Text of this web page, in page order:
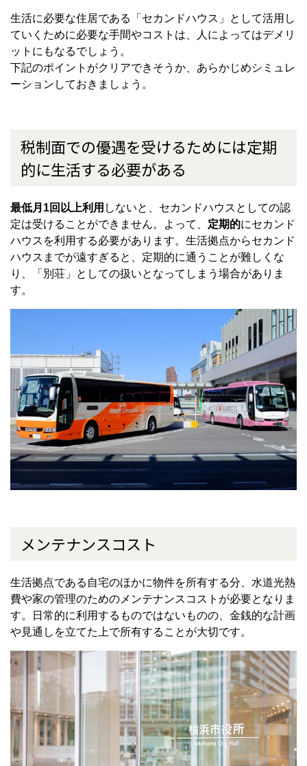
生活に必要な住居である「セカンドハウス」として活用し
ていくために必要な手間やコストは、人によってはデメリ
ットにもなるでしょう。
下記のポイントがクリアできそうか、あらかじめシミュレ
ーションしておきましょう。
税制面での優遇を受けるためには定期
的に生活する必要がある
最低月1回以上利用 しないと、セカンドハウスとしての認
定は受けることができません。よって、 定期的にセカンド
ハウスを利用する必要があります。生活拠点からセカンド
ハウスまでが遠すぎると、定期的に通うことが難しくな
り、「別荘」としての扱いとなってしまう場合がありま
す。
メンテナンスコスト
生活拠点である自宅のほかに物件を所有する分、水道光熱
費や家の管理のためのメンテナンスコストが必要となりま
す。日常的に利用するものではないものの、金銭的な計画
や見通しを立てた上で所有することが大切です。